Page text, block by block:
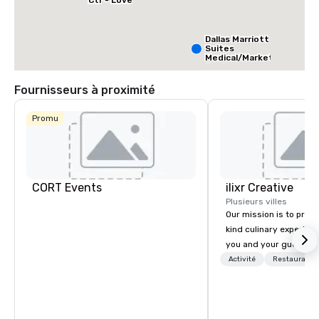
Dallas Marriott
Suites
Medical/Market
Fournisseurs à proximité
Promu
CORT Events ilixr Creative
Plusieurs villes
Our mission is to
kind culinary
you and your guests
memories and
Activité Restauration